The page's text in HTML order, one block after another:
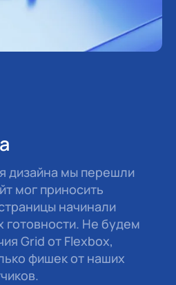
дизайна мы перешли
мог приносить
начинали
готовности. Не будем
Grid от Flexbox,
фишек от наших